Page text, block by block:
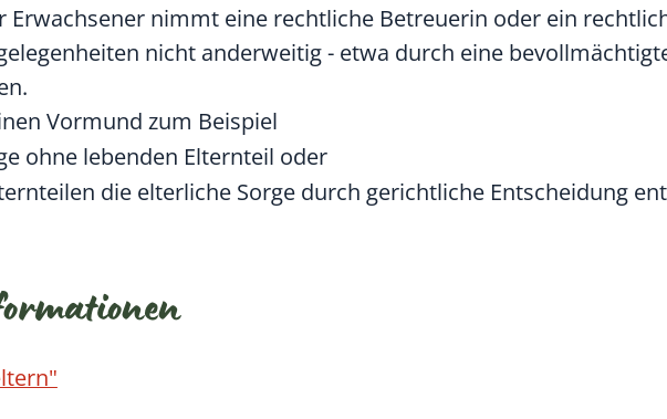
Erwachsener nimmt eine rechtliche Betreuerin oder ein
nicht anderweitig - etwa durch eine
Vormund zum Beispiel
ohne lebenden Elternteil oder
die elterliche Sorge durch gerichtliche Entscheidung